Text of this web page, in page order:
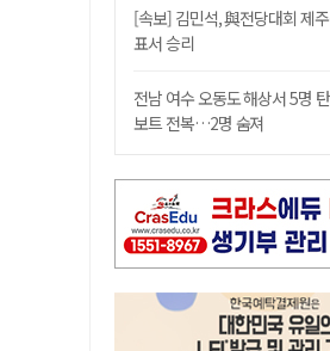
[속보] 김민석, 與전당대회 제
표서 승리
전남 여수 오동도 해상서 5명
보트 전복…2명 숨져